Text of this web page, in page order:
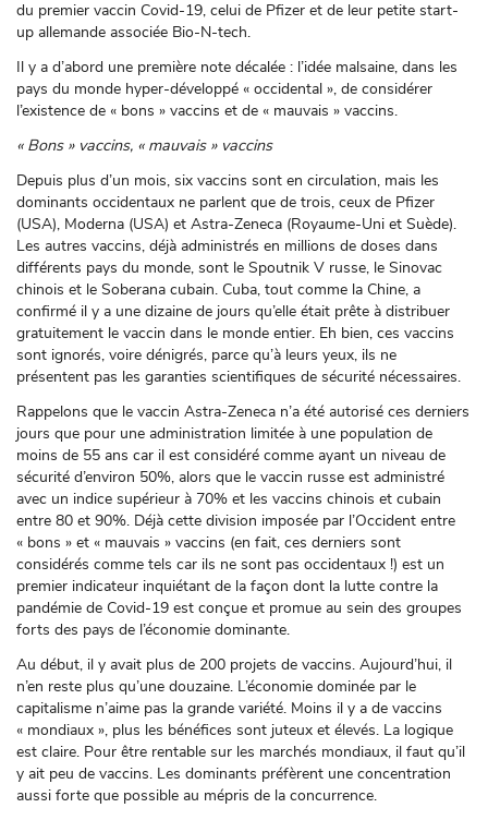
du premier vaccin Covid-19, celui de Pfizer et de leur petite start-
up allemande associée Bio-N-tech.
Il y a d’abord une première note décalée : l’idée malsaine, dans les
pays du monde hyper-développé « occidental », de considérer
l’existence de « bons » vaccins et de « mauvais » vaccins.
« Bons » vaccins, « mauvais » vaccins
Depuis plus d’un mois, six vaccins sont en circulation, mais les
dominants occidentaux ne parlent que de trois, ceux de Pfizer
(USA), Moderna (USA) et Astra-Zeneca (Royaume-Uni et Suède).
Les autres vaccins, déjà administrés en millions de doses dans
différents pays du monde, sont le Spoutnik V russe, le Sinovac
chinois et le Soberana cubain. Cuba, tout comme la Chine, a
confirmé il y a une dizaine de jours qu’elle était prête à distribuer
gratuitement le vaccin dans le monde entier. Eh bien, ces vaccins
sont ignorés, voire dénigrés, parce qu’à leurs yeux, ils ne
présentent pas les garanties scientifiques de sécurité nécessaires.
Rappelons que le vaccin Astra-Zeneca n’a été autorisé ces derniers
jours que pour une administration limitée à une population de
moins de 55 ans car il est considéré comme ayant un niveau de
sécurité d’environ 50%, alors que le vaccin russe est administré
avec un indice supérieur à 70% et les vaccins chinois et cubain
entre 80 et 90%. Déjà cette division imposée par l’Occident entre
« bons » et « mauvais » vaccins (en fait, ces derniers sont
considérés comme tels car ils ne sont pas occidentaux !) est un
premier indicateur inquiétant de la façon dont la lutte contre la
pandémie de Covid-19 est conçue et promue au sein des groupes
forts des pays de l’économie dominante.
Au début, il y avait plus de 200 projets de vaccins. Aujourd’hui, il
n’en reste plus qu’une douzaine. L’économie dominée par le
capitalisme n’aime pas la grande variété. Moins il y a de vaccins
« mondiaux », plus les bénéfices sont juteux et élevés. La logique
est claire. Pour être rentable sur les marchés mondiaux, il faut qu’il
y ait peu de vaccins. Les dominants préfèrent une concentration
aussi forte que possible au mépris de la concurrence.